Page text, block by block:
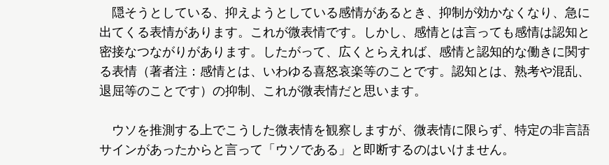
隠そうとしている、抑えようとしている感情があるとき、抑制が効かなくなり、急に
出てくる表情があります。これが微表情です。しかし、感情とは言っても感情は認知と
密接なつながりがあります。したがって、広くとらえれば、感情と認知的な働きに関す
る表情（著者注：感情とは、いわゆる喜怒哀楽等のことです。認知とは、熟考や混乱、
退屈等のことです）の抑制、これが微表情だと思います。
ウソを推測する上でこうした微表情を観察しますが、微表情に限らず、特定の非言語
サインがあったからと言って「ウソである」と即断するのはいけません。